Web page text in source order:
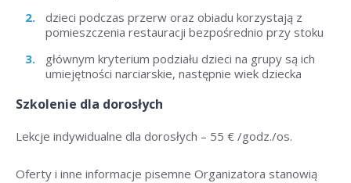
dzieci podczas przerw oraz obiadu korzystają z
pomieszczenia restauracji bezpośrednio przy stoku
głównym kryterium podziału dzieci na grupy są ich
umiejętności narciarskie, następnie wiek dziecka
Szkolenie dla dorosłych
Lekcje indywidualne dla dorosłych – 55 € /godz./os.
Oferty i inne informacje pisemne Organizatora stanowią